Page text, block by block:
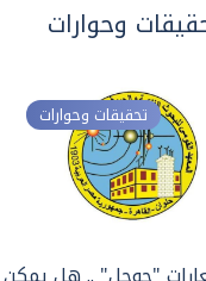
وحوارات
تحقيقات وحوارات